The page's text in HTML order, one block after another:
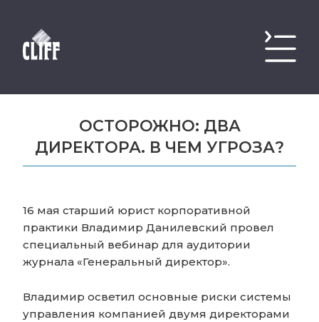
ОСТОРОЖНО: ДВА
ДИРЕКТОРА. В ЧЕМ УГРОЗА?
16 мая старший юрист корпоративной
практики Владимир Данилевский провел
специальный вебинар для аудитории
журнала «Генеральный директор».
Владимир осветил основные риски системы
управления компанией двумя директорами